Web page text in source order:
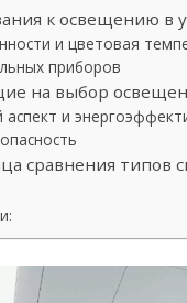
к освещению в
и цветовая
приборов
на выбор
аспект и
сравнения типов